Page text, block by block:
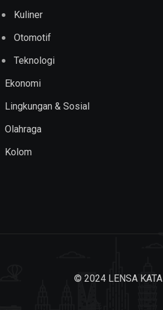
Kuliner
Otomotif
Teknologi
Ekonomi
Lingkungan & Sosial
Olahraga
Kolom
© 2024 LENSA KATA